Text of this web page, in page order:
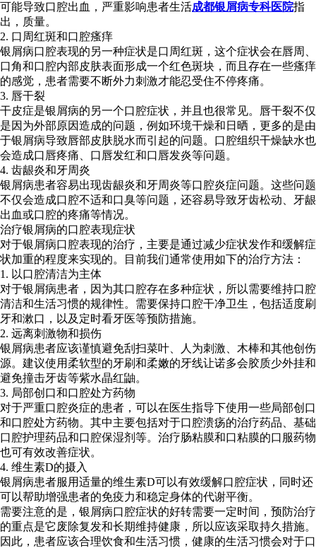
可能导致口腔出血，严重影响患者生活成都银屑病专科医院指
出，质量。
2. 口周红斑和口腔瘙痒
银屑病口腔表现的另一种症状是口周红斑，这个症状会在唇周、
口角和口腔内部皮肤表面形成一个红色斑块，而且存在一些瘙痒
的感觉，患者需要不断外力刺激才能忍受住不停疼痛。
3. 唇干裂
干皮症是银屑病的另一个口腔症状，并且也很常见。唇干裂不仅
是因为外部原因造成的问题，例如环境干燥和日晒，更多的是由
于银屑病导致唇部皮肤脱水而引起的问题。口腔组织干燥缺水也
会造成口唇疼痛、口唇发红和口唇发炎等问题。
4. 齿龈炎和牙周炎
银屑病患者容易出现齿龈炎和牙周炎等口腔炎症问题。这些问题
不仅会造成口腔不适和口臭等问题，还容易导致牙齿松动、牙龈
出血或口腔的疼痛等情况。
治疗银屑病的口腔表现症状
对于银屑病口腔表现的治疗，主要是通过减少症状发作和缓解症
状加重的程度来实现的。目前我们通常使用如下的治疗方法：
1. 以口腔清洁为主体
对于银屑病患者，因为其口腔存在多种症状，所以需要维持口腔
清洁和生活习惯的规律性。需要保持口腔干净卫生，包括适度刷
牙和漱口，以及定时看牙医等预防措施。
2. 远离刺激物和损伤
银屑病患者应该谨慎避免刮扫菜叶、人为刺激、木棒和其他创伤
源。建议使用柔软型的牙刷和柔嫩的牙线让诺多会胶质少外挂和
避免撞击牙齿等紫水晶红鼬。
3. 局部创口和口腔处方药物
对于严重口腔炎症的患者，可以在医生指导下使用一些局部创口
和口腔处方药物。其中主要包括对于口腔溃疡的治疗药品、基础
口腔护理药品和口腔保湿剂等。治疗肠粘膜和口粘膜的口服药物
也可有效改善症状。
4. 维生素D的摄入
银屑病患者服用适量的维生素D可以有效缓解口腔症状，同时还
可以帮助增强患者的免疫力和稳定身体的代谢平衡。
需要注意的是，银屑病口腔症状的好转需要一定时间，预防治疗
的重点是它废除复发和长期维持健康，所以应该采取持久措施。
因此，患者应该合理饮食和生活习惯，健康的生活习惯会对于口